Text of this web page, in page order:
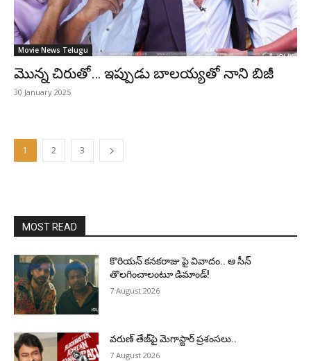
Movie News Telugu
మొన్న చిరుతో… ఇప్పుడు బాలయ్యతో నాని బిజీ
30 January 2025
1 2 3
MOST READ
కొరియన్ కనకరాజు పై వివాదం.. ఆ సీన్
తొలగించాలంటూ డిమాండ్!
7 August 2026
వరుణ్ తేజ్‌పై మెగాస్టార్ ప్రశంసలు..
7 August 2026